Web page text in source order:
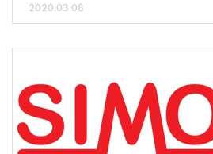
2020.03.08